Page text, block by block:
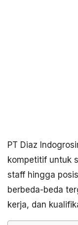
PT Diaz
kompetitif untuk
staff hingga
berbeda-beda
kerja, dan